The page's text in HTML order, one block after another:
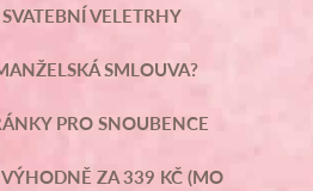
VELETRHY
SMLOUVA?
PRO SNOUBENCE
ZA 339 KČ (MO